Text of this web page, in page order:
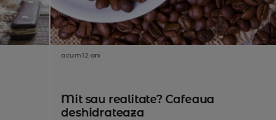
acum 12 ani
Mit sau realitate? Cafeaua
deshidrateaza